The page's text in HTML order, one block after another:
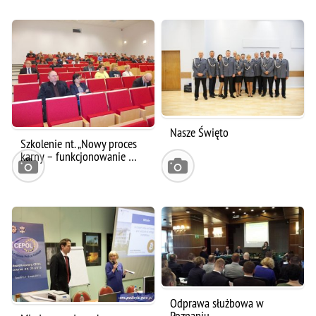
Szkolenie nt. „Nowy proces
karny – funkcjonowanie …
Nasze Święto
Odprawa służbowa w